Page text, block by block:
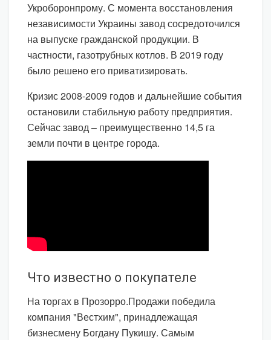
Укроборонпрому. С момента восстановления
независимости Украины завод сосредоточился
на выпуске гражданской продукции. В
частности, газотрубных котлов. В 2019 году
было решено его приватизировать.
Кризис 2008-2009 годов и дальнейшие события
остановили стабильную работу предприятия.
Сейчас завод – преимущественно 14,5 га
земли почти в центре города.
Что известно о покупателе
На торгах в Прозорро.Продажи победила
компания "Вестхим", принадлежащая
бизнесмену Богдану Пукишу. Самым